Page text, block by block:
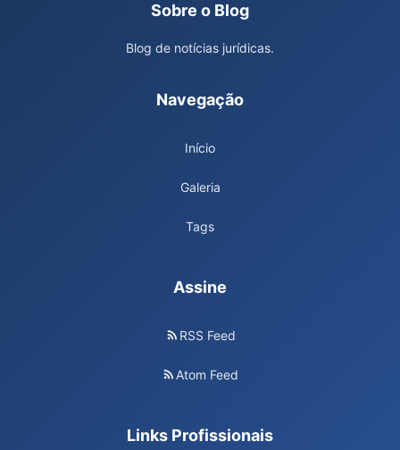
Sobre o Blog
Blog de notícias jurídicas.
Navegação
Início
Galeria
Tags
Assine
RSS Feed
Atom Feed
Links Profissionais